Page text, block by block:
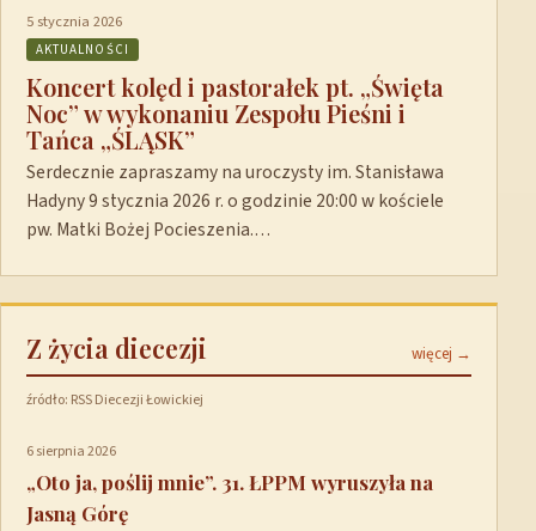
5 stycznia 2026
AKTUALNOŚCI
Koncert kolęd i pastorałek pt. „Święta
Noc” w wykonaniu Zespołu Pieśni i
Tańca „ŚLĄSK”
Serdecznie zapraszamy na uroczysty im. Stanisława
Hadyny 9 stycznia 2026 r. o godzinie 20:00 w kościele
pw. Matki Bożej Pocieszenia.…
Z życia diecezji więcej →
źródło: RSS Diecezji Łowickiej
6 sierpnia 2026
„Oto ja, poślij mnie”. 31. ŁPPM wyruszyła na
Jasną Górę